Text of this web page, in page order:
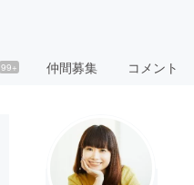
99+ 仲間募集 コメント